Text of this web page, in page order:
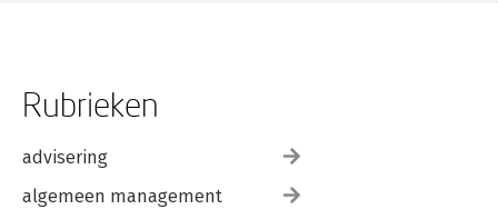
Rubrieken
advisering
algemeen management